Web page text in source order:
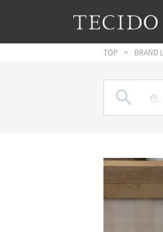
メインナビ
メインコンテン
フッターへジャンプ
TOP BRAND
